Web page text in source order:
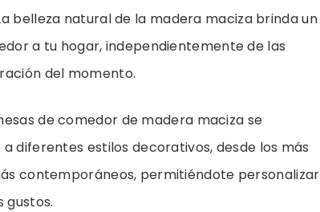
belleza natural de la madera maciza brinda un
a tu hogar, independientemente de las
del momento.
de comedor de madera maciza se
diferentes estilos decorativos, desde los más
contemporáneos, permitiéndote personalizar
gustos.